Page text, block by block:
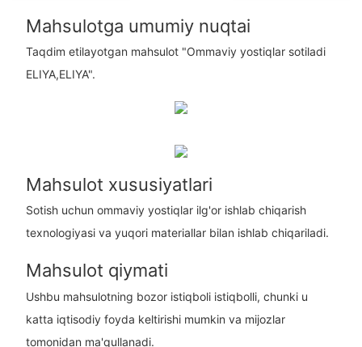
Mahsulotga umumiy nuqtai
Taqdim etilayotgan mahsulot "Ommaviy yostiqlar sotiladi
ELIYA,ELIYA".
Mahsulot xususiyatlari
Sotish uchun ommaviy yostiqlar ilg'or ishlab chiqarish
texnologiyasi va yuqori materiallar bilan ishlab chiqariladi.
Mahsulot qiymati
Ushbu mahsulotning bozor istiqboli istiqbolli, chunki u
katta iqtisodiy foyda keltirishi mumkin va mijozlar
tomonidan ma'qullanadi.